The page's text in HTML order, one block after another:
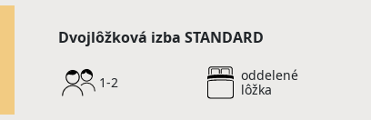
Dvojlôžková izba STANDARD
1-2
oddelené
lôžka